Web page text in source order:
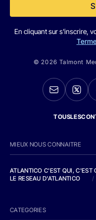
En cliquant sur s'inscrire,
© 2026 Talmont
MIEUX NOUS CONNAITRE
ATLANTICO C'EST QUI, C'EST
LE RESEAU D'ATLANTICO
/
CATEGORIES